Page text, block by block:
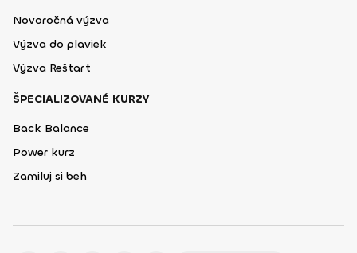
Novoročná výzva
Výzva do plaviek
Výzva Reštart
ŠPECIALIZOVANÉ KURZY
Back Balance
Power kurz
Zamiluj si beh